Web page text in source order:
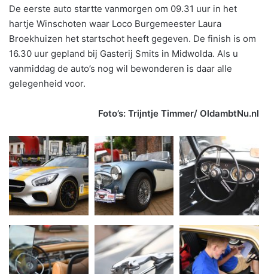
De eerste auto startte vanmorgen om 09.31 uur in het
hartje Winschoten waar Loco Burgemeester Laura
Broekhuizen het startschot heeft gegeven. De finish is om
16.30 uur gepland bij Gasterij Smits in Midwolda. Als u
vanmiddag de auto’s nog wil bewonderen is daar alle
gelegenheid voor.
Foto’s: Trijntje Timmer/ OldambtNu.nl